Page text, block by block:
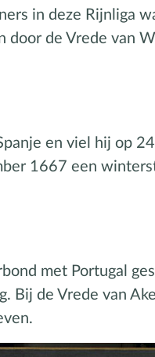
in deze Rijnliga
door de Vrede van
en viel hij op
1667 een
met Portugal
Bij de Vrede van